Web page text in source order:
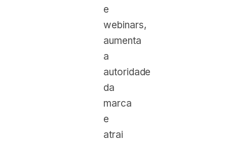
e
webinars,
aumenta
a
autoridade
da
marca
e
atrai